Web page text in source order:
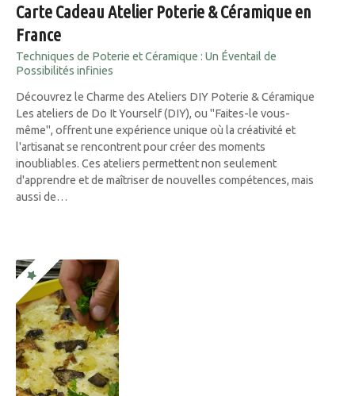
Carte Cadeau Atelier Poterie & Céramique en
France
Techniques de Poterie et Céramique : Un Éventail de
Possibilités infinies
Découvrez le Charme des Ateliers DIY Poterie & Céramique
Les ateliers de Do It Yourself (DIY), ou "Faites-le vous-
même", offrent une expérience unique où la créativité et
l'artisanat se rencontrent pour créer des moments
inoubliables. Ces ateliers permettent non seulement
d'apprendre et de maîtriser de nouvelles compétences, mais
aussi de…